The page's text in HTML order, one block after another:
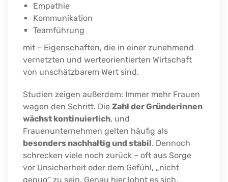
Empathie
Kommunikation
Teamführung
mit – Eigenschaften, die in einer zunehmend
vernetzten und werteorientierten Wirtschaft
von unschätzbarem Wert sind.
Studien zeigen außerdem: Immer mehr Frauen
wagen den Schritt. Die Zahl der Gründerinnen
wächst kontinuierlich, und
Frauenunternehmen gelten häufig als
besonders nachhaltig und stabil. Dennoch
schrecken viele noch zurück – oft aus Sorge
vor Unsicherheit oder dem Gefühl, „nicht
genug“ zu sein. Genau hier lohnt es sich,